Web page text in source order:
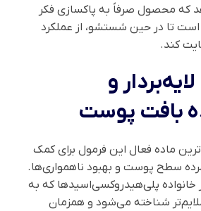
که محصول صرفاً به پاکسازی فکر
است تا در حین شستشو، از عملکرد
کند.
و
بافت پوست
ماده فعال این فرمول برای کمک
سطح پوست و بهبود ناهمواری‌ها.
خانواده پلی‌هیدروکسی‌اسیدها که به
شناخته می‌شود و همزمان